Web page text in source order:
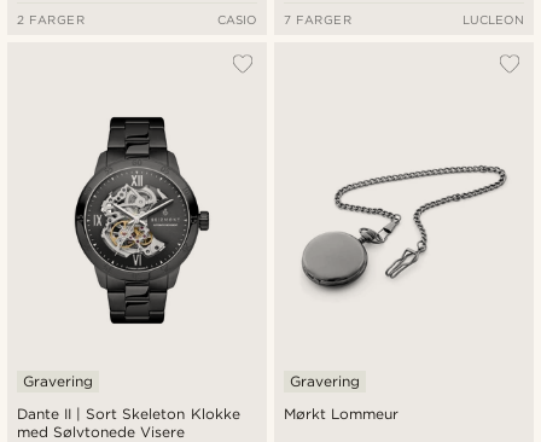
2 FARGER CASIO 7 FARGER LUCLEON
Dante II | Sort Skeleton Klokke
med Sølvtonede Visere
Gravering
Mørkt Lommeur
Gravering